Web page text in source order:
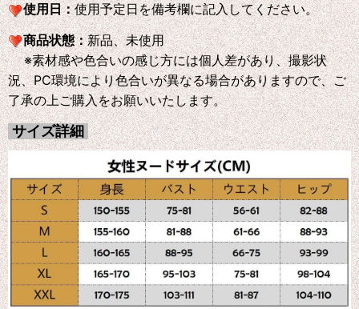
使用日：使用予定日を備考欄に記入してください。
商品状態：新品、未使用
※素材感や色合いの感じ方には個人差があり、撮影状
況、PC環境により色合いが異なる場合がありますので、ご
了承の上ご購入をお願いいたします。
サイズ詳細